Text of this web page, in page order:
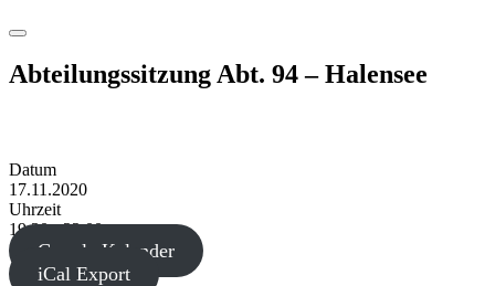
Menu
Abteilungssitzung Abt. 94 – Halensee
Datum
17.11.2020
Uhrzeit
19:30 - 22:00
Google Kalender
iCal Export